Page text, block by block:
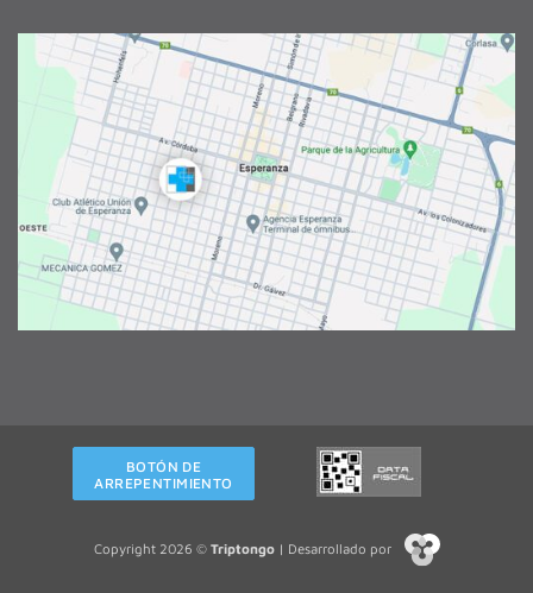
BOTÓN DE
ARREPENTIMIENTO
Copyright 2026 © Triptongo| Desarrollado por